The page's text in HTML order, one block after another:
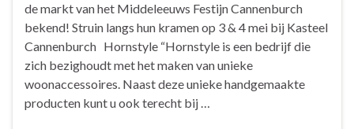
de markt van het Middeleeuws Festijn Cannenburch
bekend! Struin langs hun kramen op 3 & 4 mei bij Kasteel
Cannenburch Hornstyle “Hornstyle is een bedrijf die
zich bezighoudt met het maken van unieke
woonaccessoires. Naast deze unieke handgemaakte
producten kunt u ook terecht bij …